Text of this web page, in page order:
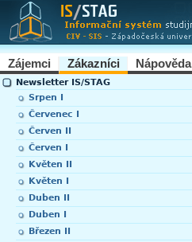
Zájemci Zákazníci Nápověda
Newsletter IS/STAG
Srpen I
Červenec I
Červen II
Červen I
Květen II
Květen I
Duben II
Duben I
Březen II